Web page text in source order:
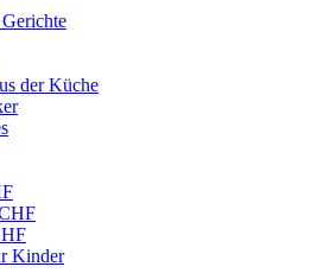
der Küche
Kinder